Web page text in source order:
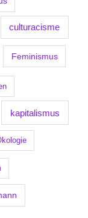
culturacisme
Feminismus
kapitalismus